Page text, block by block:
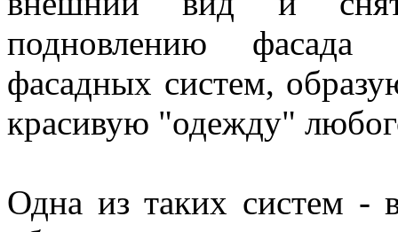
подновлению фасада
фасадных систем,
красивую "одежду"
Одна из таких систем -